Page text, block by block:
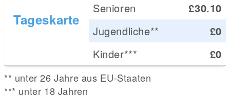
Tageskarte
Senioren
£30.10
Jugendliche**
£0
Kinder***
£0
** unter 26 Jahre aus EU-Staaten
*** unter 18 Jahren